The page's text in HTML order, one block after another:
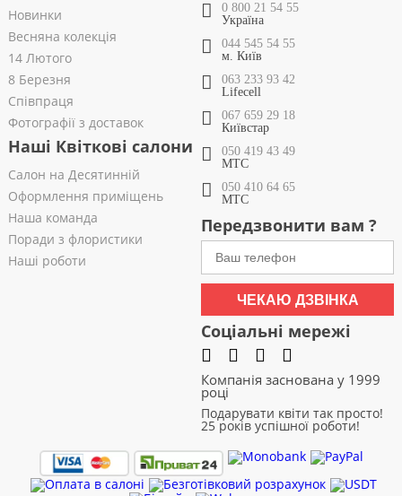
Новинки
Весняна колекція
14 Лютого
8 Березня
Співпраця
Фотографії з доставок
Наші Квіткові салони
Салон на Десятинній
Оформлення приміщень
Наша команда
Поради з флористики
Наші роботи
0 800 21 54 55
Україна
044 545 54 55
м. Київ
063 233 93 42
Lifecell
067 659 29 18
Київстар
050 419 43 49
МТС
050 410 64 65
МТС
Передзвонити вам ?
ЧЕКАЮ ДЗВІНКА
Соціальні мережі
Компанія заснована у 1999
році
Подарувати квіти так просто!
25 років успішної роботи!